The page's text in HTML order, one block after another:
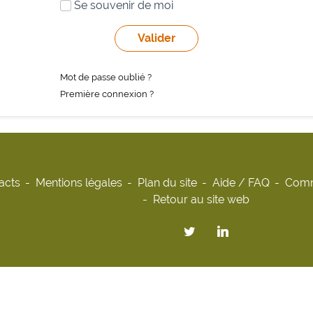
Se souvenir de moi
Mot de passe oublié ?
Première connexion ?
Mentions légales Plan du site Aide / FAQ
Retour au site web